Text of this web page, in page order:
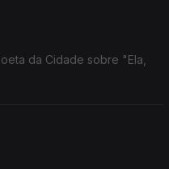
da Cidade sobre "Ela,